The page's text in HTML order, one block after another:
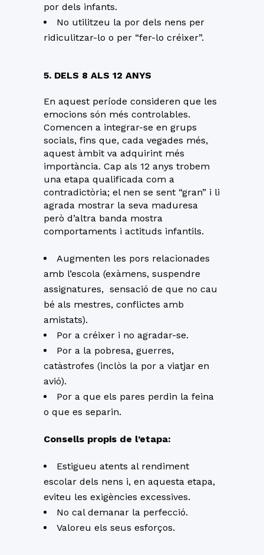
por dels infants.
No utilitzeu la por dels nens per
ridiculitzar-lo o per “fer-lo créixer”.
5. DELS 8 ALS 12 ANYS
En aquest període consideren que les
emocions són més controlables.
Comencen a integrar-se en grups
socials, fins que, cada vegades més,
aquest àmbit va adquirint més
importància. Cap als 12 anys trobem
una etapa qualificada com a
contradictòria; el nen se sent “gran” i li
agrada mostrar la seva maduresa
però d’altra banda mostra
comportaments i actituds infantils.
Augmenten les pors relacionades
amb l’escola (exàmens, suspendre
assignatures, sensació de que no cau
bé als mestres, conflictes amb
amistats).
Por a créixer i no agradar-se.
Por a la pobresa, guerres,
catàstrofes (inclòs la por a viatjar en
avió).
Por a que els pares perdin la feina
o que es separin.
Consells propis de l’etapa:
Estigueu atents al rendiment
escolar dels nens i, en aquesta etapa,
eviteu les exigències excessives.
No cal demanar la perfecció.
Valoreu els seus esforços.